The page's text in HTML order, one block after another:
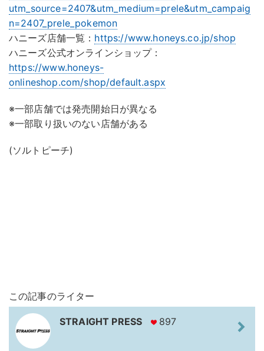
utm_source=2407&utm_medium=prele&utm_campaig
n=2407_prele_pokemon
ハニーズ店舗一覧： https://www.honeys.co.jp/shop
ハニーズ公式オンラインショップ：
https://www.honeys-
onlineshop.com/shop/default.aspx
※一部店舗では発売開始日が異なる
※一部取り扱いのない店舗がある
(ソルトピーチ)
この記事のライター
STRAIGHT PRESS 897